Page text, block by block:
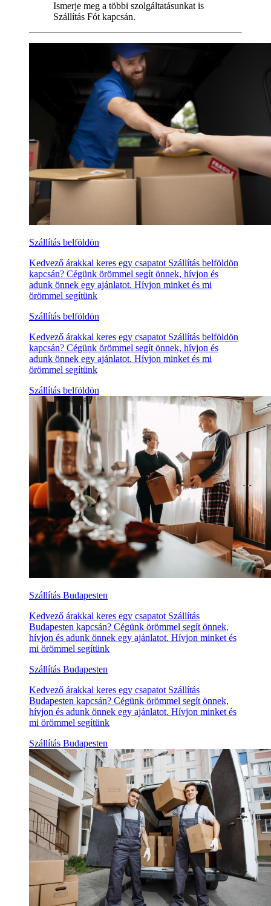
Ismerje meg a többi szolgáltatásunkat is
Szállítás Fót kapcsán.
Szállítás belföldön
Kedvező árakkal keres egy csapatot Szállítás belföldön
kapcsán? Cégünk örömmel segít önnek, hívjon és
adunk önnek egy ajánlatot. Hívjon minket és mi
örömmel segítünk
Szállítás belföldön
Kedvező árakkal keres egy csapatot Szállítás belföldön
kapcsán? Cégünk örömmel segít önnek, hívjon és
adunk önnek egy ajánlatot. Hívjon minket és mi
örömmel segítünk
Szállítás belföldön
Szállítás Budapesten
Kedvező árakkal keres egy csapatot Szállítás
Budapesten kapcsán? Cégünk örömmel segít önnek,
hívjon és adunk önnek egy ajánlatot. Hívjon minket és
mi örömmel segítünk
Szállítás Budapesten
Kedvező árakkal keres egy csapatot Szállítás
Budapesten kapcsán? Cégünk örömmel segít önnek,
hívjon és adunk önnek egy ajánlatot. Hívjon minket és
mi örömmel segítünk
Szállítás Budapesten